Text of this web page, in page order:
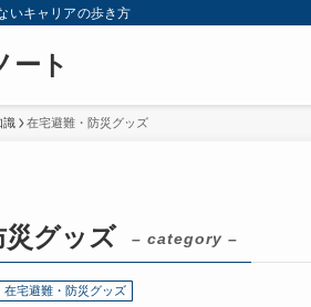
いキャリアの歩き方
ート
識 在宅避難・防災グッズ
災グッズ – category –
在宅避難・防災グッズ